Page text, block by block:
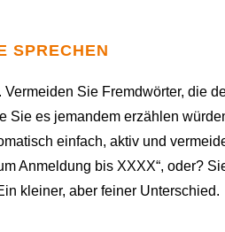
SPRECHEN
Sie Fremdwörter, die
Sie es jemandem erzählen
einfach, aktiv und
Anmeldung bis XXXX“, oder?
kleiner, aber feiner Unterschied.